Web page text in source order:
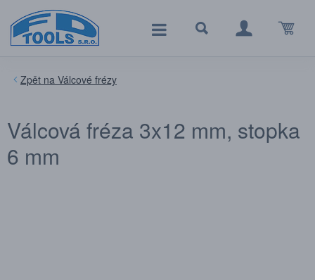
Válcové frézy
Válcová fréza 3x12 mm, stopka
6 mm